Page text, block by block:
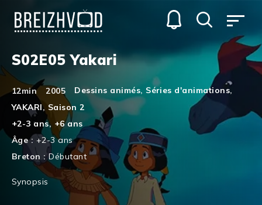
S02E05 Yakari
12min 2005 Dessins animés, Séries d'animations,
YAKARI, Saison 2
+2-3 ans, +6 ans
Âge : +2-3 ans
Breton :Débutant
Synopsis